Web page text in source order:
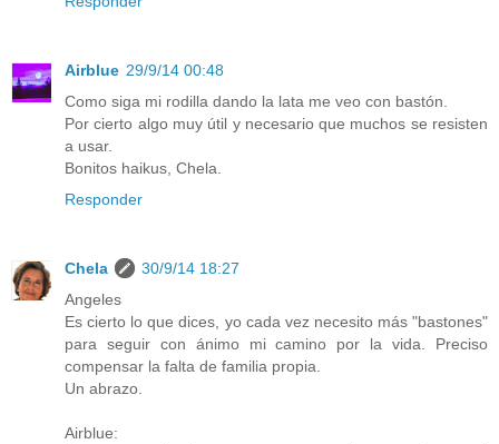
Airblue 29/9/14 00:48
Como siga mi rodilla dando la lata me veo con bastón.
Por cierto algo muy útil y necesario que muchos se resisten
a usar.
Bonitos haikus, Chela.
Responder
Chela
30/9/14 18:27
Angeles
Es cierto lo que dices, yo cada vez necesito más "bastones"
para seguir con ánimo mi camino por la vida. Preciso
compensar la falta de familia propia.
Un abrazo.
Airblue: